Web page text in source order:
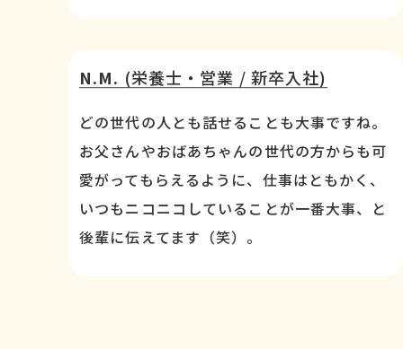
N.M. (栄養士・営業 / 新卒入社)
どの世代の人とも話せることも大事ですね。
お父さんやおばあちゃんの世代の方からも可
愛がってもらえるように、仕事はともかく、
いつもニコニコしていることが一番大事、と
後輩に伝えてます（笑）。